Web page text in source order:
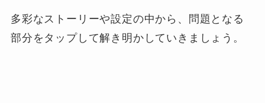
多彩なストーリーや設定の中から、問題となる
部分をタップして解き明かしていきましょう。